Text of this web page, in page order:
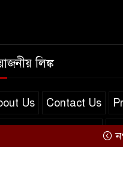
লিঙ্ক
Us Contact Us
নগ্ন